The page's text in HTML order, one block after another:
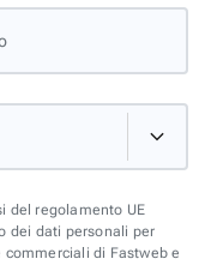
del regolamento UE
dei dati personali per
di Fastweb e